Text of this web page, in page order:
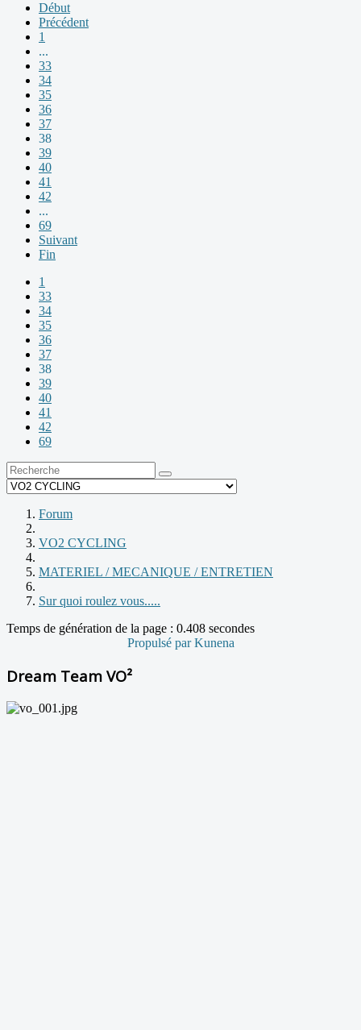
Début
Précédent
1
...
33
34
35
36
37
38
39
40
41
42
...
69
Suivant
Fin
1
33
34
35
36
37
38
39
40
41
42
69
Forum
VO2 CYCLING
MATERIEL / MECANIQUE / ENTRETIEN
Sur quoi roulez vous.....
Temps de génération de la page : 0.408 secondes
Propulsé parKunena
Dream Team VO²